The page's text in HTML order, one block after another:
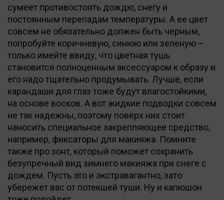
сумеет противостоять дождю, снегу и
постоянным перепадам температуры. А ее цвет
совсем не обязательно должен быть черным,
попробуйте коричневую, синюю или зеленую –
только имейте ввиду, что цветная тушь
становится полноценным аксессуаром к образу и
его надо тщательно продумывать. Лучше, если
карандаши для глаз тоже будут влагостойкими,
на основе восков. А вот жидкие подводки совсем
не так надежны, поэтому поверх них стоит
наносить специальное закрепляющее средство,
например, фиксаторы для макияжа. Помните
также про зонт, который поможет сохранить
безупречный вид зимнего макияжа при снеге с
дождем. Пусть это и экстравагантно, зато
убережет вас от потекшей туши. Ну и капюшон